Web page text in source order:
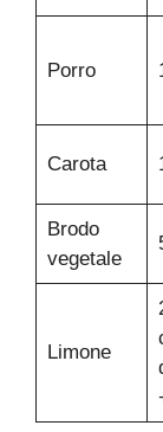
Porro
Carota
Brodo
vegetale
Limone